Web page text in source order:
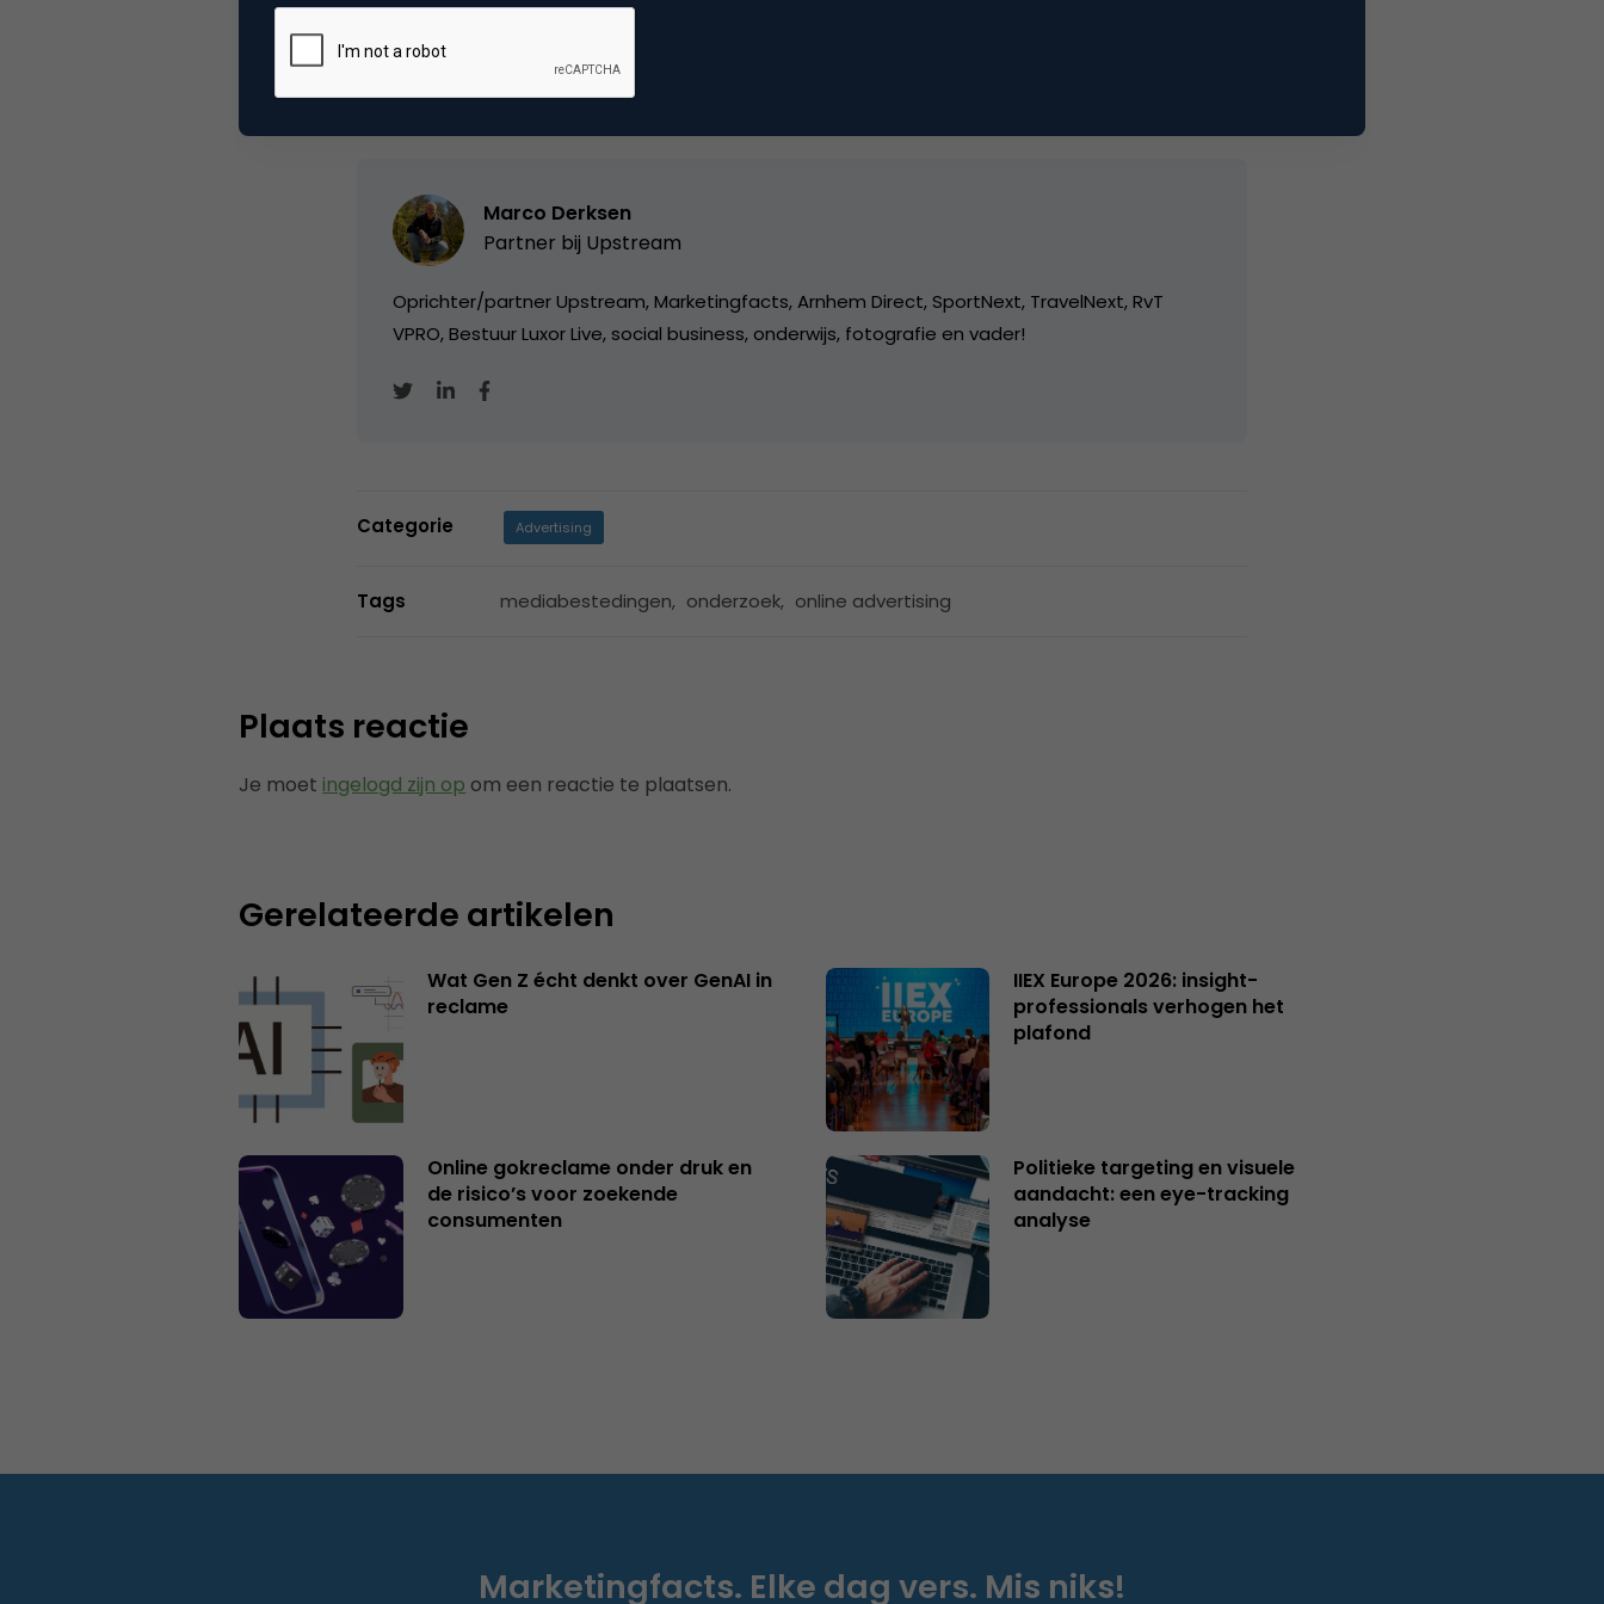
Marco Derksen
Partner bij Upstream
Oprichter/partner Upstream, Marketingfacts, Arnhem Direct, SportNext, TravelNext, RvT
VPRO, Bestuur Luxor Live, social business, onderwijs, fotografie en vader!
Categorie Advertising
Tags mediabestedingen, onderzoek, online advertising
Plaats reactie
Je moet ingelogd zijn op om een reactie te plaatsen.
Gerelateerde artikelen
Wat Gen Z écht denkt over GenAI in
reclame
IIEX Europe 2026: insight-
professionals verhogen het
plafond
Online gokreclame onder druk en
de risico’s voor zoekende
consumenten
Politieke targeting en visuele
aandacht: een eye-tracking
analyse
Marketingfacts. Elke dag vers. Mis niks!